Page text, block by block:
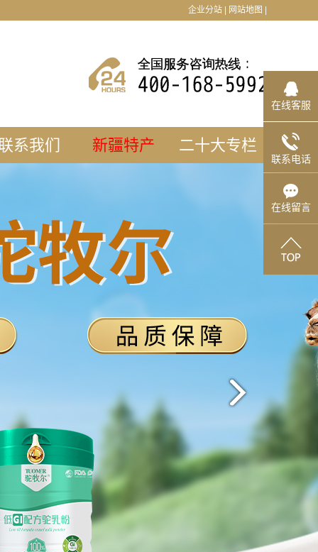
企业分站 网站地图
系我们
工厂地址
新疆特产 二十大专栏
在线客服
联系电话
在线留言